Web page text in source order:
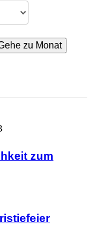
zu Monat
zum